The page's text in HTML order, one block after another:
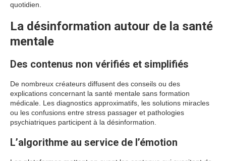
quotidien.
La désinformation autour de la santé
mentale
Des contenus non vérifiés et simplifiés
De nombreux créateurs diffusent des conseils ou des
explications concernant la santé mentale sans formation
médicale. Les diagnostics approximatifs, les solutions miracles
ou les confusions entre stress passager et pathologies
psychiatriques participent à la désinformation.
L’algorithme au service de l’émotion